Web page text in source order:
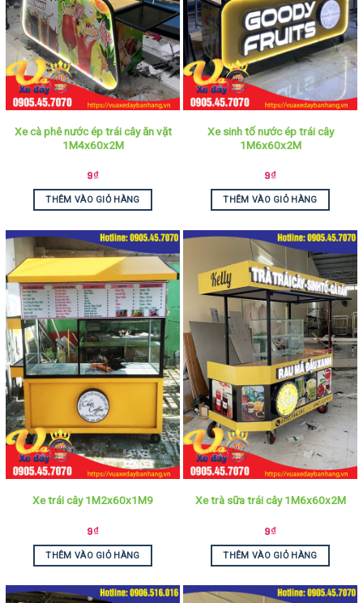
Xe cà phê nước ép trái cây ăn vặt
1M4x60x2M
9₫
THÊM VÀO GIỎ HÀNG
Xe sinh tố nước ép trái cây
1M6x60x2M
9₫
THÊM VÀO GIỎ HÀNG
Xe trái cây 1M2x60x1M9
9₫
THÊM VÀO GIỎ HÀNG
Xe trà sữa trái cây 1M6x60x2M
9₫
THÊM VÀO GIỎ HÀNG